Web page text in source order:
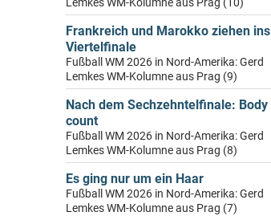
Lemkes WM-Kolumne aus Prag (10)
Frankreich und Marokko ziehen ins
Viertelfinale
Fußball WM 2026 in Nord-Amerika: Gerd
Lemkes WM-Kolumne aus Prag (9)
Nach dem Sechzehntelfinale: Body
count
Fußball WM 2026 in Nord-Amerika: Gerd
Lemkes WM-Kolumne aus Prag (8)
Es ging nur um ein Haar
Fußball WM 2026 in Nord-Amerika: Gerd
Lemkes WM-Kolumne aus Prag (7)